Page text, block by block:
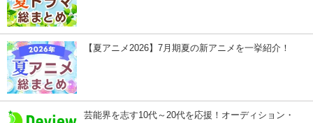
【夏アニメ2026】7月期夏の新アニメを一挙紹介！
芸能界を志す10代～20代を応援！オーディション・